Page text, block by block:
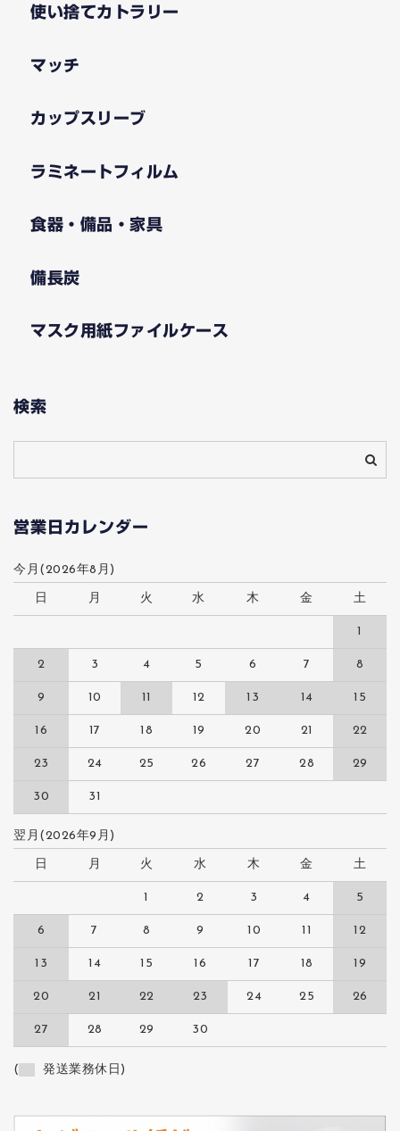
使い捨てカトラリー
マッチ
カップスリーブ
ラミネートフィルム
食器・備品・家具
備長炭
マスク用紙ファイルケース
検索
営業日カレンダー
今月(2026年8月)
日 月 火 水 木 金 土
1
2 3 4 5 6 7 8
9 10 11 12 13 14 15
16 17 18 19 20 21 22
23 24 25 26 27 28 29
30 31
翌月(2026年9月)
日 月 火 水 木 金 土
1 2 3 4 5
6 7 8 9 10 11 12
13 14 15 16 17 18 19
20 21 22 23 24 25 26
27 28 29 30
( 発送業務休日)